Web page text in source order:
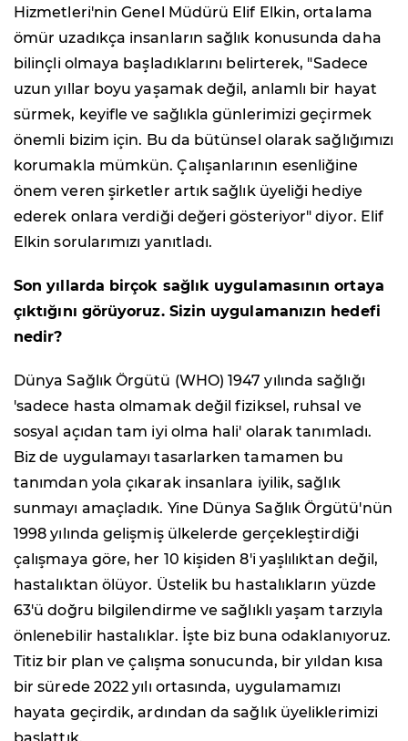
Hizmetleri'nin Genel Müdürü Elif Elkin, ortalama
ömür uzadıkça insanların sağlık konusunda daha
bilinçli olmaya başladıklarını belirterek, "Sadece
uzun yıllar boyu yaşamak değil, anlamlı bir hayat
sürmek, keyifle ve sağlıkla günlerimizi geçirmek
önemli bizim için. Bu da bütünsel olarak sağlığımızı
korumakla mümkün. Çalışanlarının esenliğine
önem veren şirketler artık sağlık üyeliği hediye
ederek onlara verdiği değeri gösteriyor" diyor. Elif
Elkin sorularımızı yanıtladı.
Son yıllarda birçok sağlık uygulamasının ortaya
çıktığını görüyoruz. Sizin uygulamanızın hedefi
nedir?
Dünya Sağlık Örgütü (WHO) 1947 yılında sağlığı
'sadece hasta olmamak değil fiziksel, ruhsal ve
sosyal açıdan tam iyi olma hali' olarak tanımladı.
Biz de uygulamayı tasarlarken tamamen bu
tanımdan yola çıkarak insanlara iyilik, sağlık
sunmayı amaçladık. Yine Dünya Sağlık Örgütü'nün
1998 yılında gelişmiş ülkelerde gerçekleştirdiği
çalışmaya göre, her 10 kişiden 8'i yaşlılıktan değil,
hastalıktan ölüyor. Üstelik bu hastalıkların yüzde
63'ü doğru bilgilendirme ve sağlıklı yaşam tarzıyla
önlenebilir hastalıklar. İşte biz buna odaklanıyoruz.
Titiz bir plan ve çalışma sonucunda, bir yıldan kısa
bir sürede 2022 yılı ortasında, uygulamamızı
hayata geçirdik, ardından da sağlık üyeliklerimizi
başlattık.